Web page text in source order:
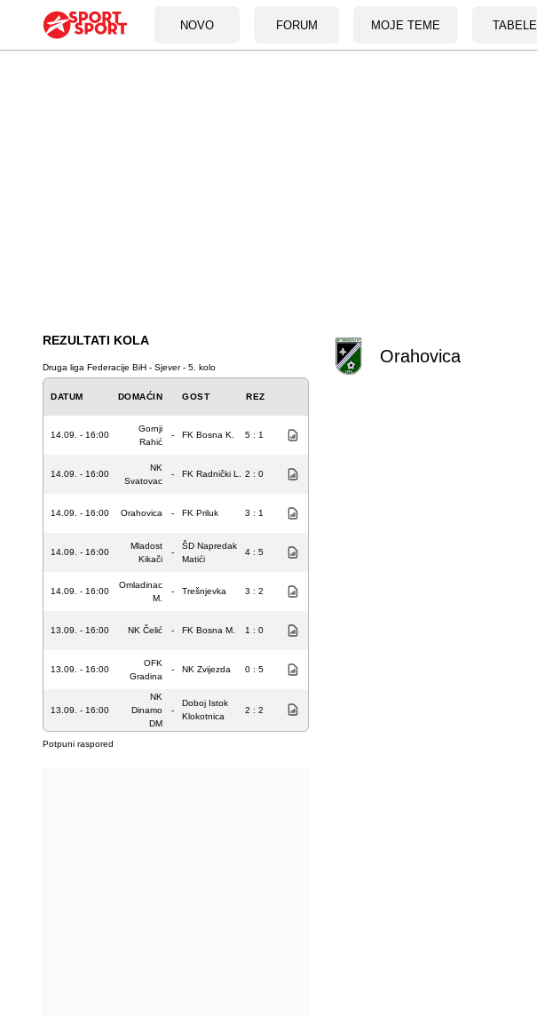
NOVO FORUM MOJE TEME TABELE
REZULTATI KOLA
Druga liga Federacije BiH - Sjever - 5. kolo
DATUM DOMAĆIN GOST REZ
14.09. - 16:00
Gornji
Rahić
- FK Bosna K. 5 : 1
14.09. - 16:00
NK
Svatovac
- FK Radnički L. 2 : 0
14.09. - 16:00 Orahovica - FK Priluk 3 : 1
14.09. - 16:00
Mladost
Kikači
-
ŠD Napredak
Matići
4 : 5
14.09. - 16:00
Omladinac
M.
- Trešnjevka 3 : 2
13.09. - 16:00 NK Čelić - FK Bosna M. 1 : 0
13.09. - 16:00
OFK
Gradina
- NK Zvijezda 0 : 5
13.09. - 16:00
NK
Dinamo
DM
-
Doboj Istok
Klokotnica
2 : 2
Potpuni raspored
Orahovica